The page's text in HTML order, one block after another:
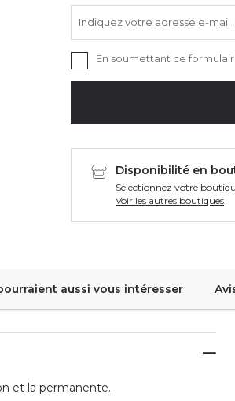
Indiquez votre adresse e-mail
En soumettant ce
Disponibilité en
Selectionnez votre
Voir les autres boutiques
aussi vous intéresser
et la permanente.